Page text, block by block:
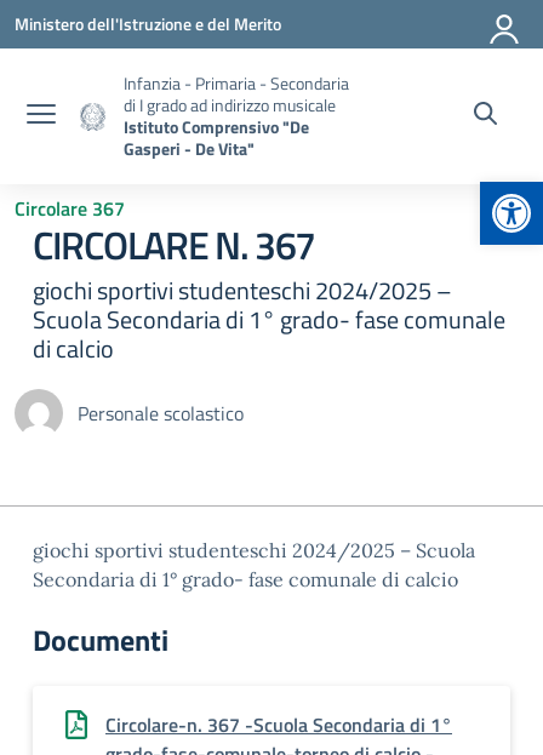
Vai ai contenuti
Vai al menu di navigazione
Vai al footer
Ministero dell'Istruzione e del Merito
Infanzia - Primaria - Secondaria
di I grado ad indirizzo musicale
Istituto Comprensivo "De
Gasperi - De Vita"
Circolare 367
CIRCOLARE N. 367
giochi sportivi studenteschi 2024/2025 –
Scuola Secondaria di 1° grado- fase comunale
di calcio
Personale scolastico
giochi sportivi studenteschi 2024/2025 – Scuola
Secondaria di 1° grado- fase comunale di calcio
Documenti
Circolare-n. 367 -Scuola Secondaria di 1°